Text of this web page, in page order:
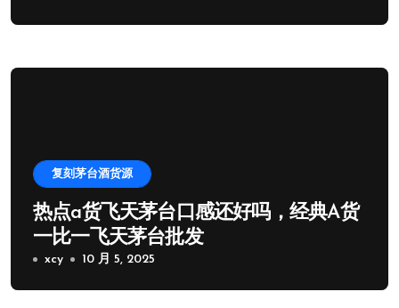
复刻茅台酒货源
热点a货飞天茅台口感还好吗，经典A货
一比一飞天茅台批发
xcy 10 月 5, 2025